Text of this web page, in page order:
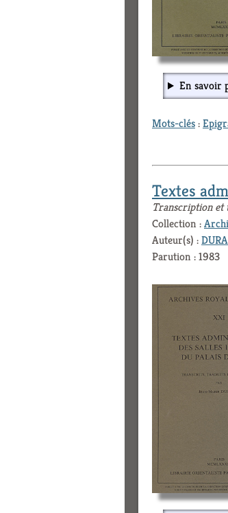
En savoir
Mots-clés:
Textes
Transcription et
Collection :
Auteur(s) :
Parution : 1983